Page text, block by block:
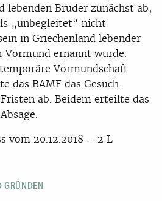
lebenden Bruder zunächst ab,
„unbegleitet“ nicht
in Griechenland lebender
Vormund ernannt wurde.
Vormundschaft
das BAMF das Gesuch
ab. Beidem erteilte das
vom 20.12.2018 – 2 L
GRÜNDEN